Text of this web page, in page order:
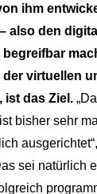
ihm
also den
virtuellen
ist das Ziel.
ist bisher sehr
sei natürlich